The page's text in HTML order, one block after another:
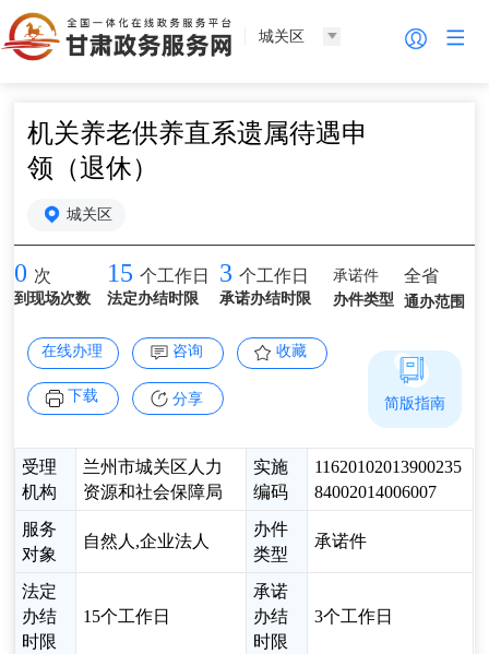
城关区
机关养老供养直系遗属待遇申
领（退休）
城关区
0 次
到现场次数
15 个工作日
法定办结时限
3 个工作日
承诺办结时限
承诺件
办件类型
全省
通办范围
在线办理 咨询 收藏
下载 分享
受理
机构
兰州市城关区人力
资源和社会保障局
实施
编码
11620102013900235
84002014006007
服务
对象
自然人,企业法人
办件
类型
承诺件
法定
办结
时限
15个工作日
承诺
办结
时限
3个工作日
简版指南